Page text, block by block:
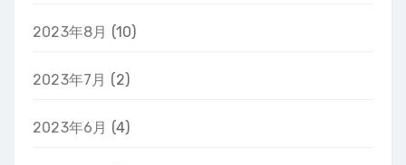
2023年8月 (10)
2023年7月 (2)
2023年6月 (4)